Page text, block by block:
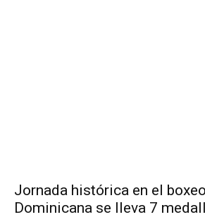
Jornada histórica en el
Dominicana se lleva 7